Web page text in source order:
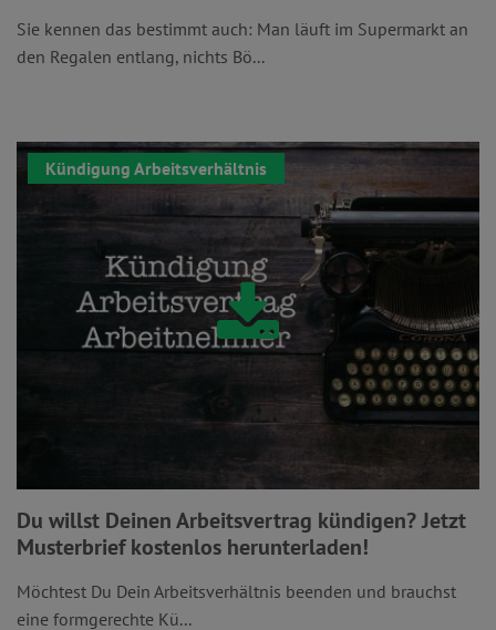
Sie kennen das bestimmt auch: Man läuft im Supermarkt an
den Regalen entlang, nichts Bö...
Kündigung Arbeitsverhältnis
Du willst Deinen Arbeitsvertrag kündigen? Jetzt
Musterbrief kostenlos herunterladen!
Möchtest Du Dein Arbeitsverhältnis beenden und brauchst
eine formgerechte Kü...